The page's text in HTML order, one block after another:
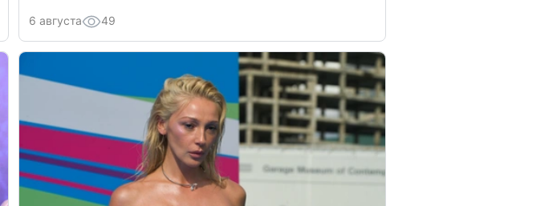
6 августа 49